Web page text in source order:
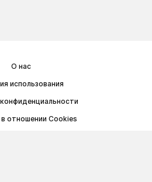
О нас
использования
отношении Cookies